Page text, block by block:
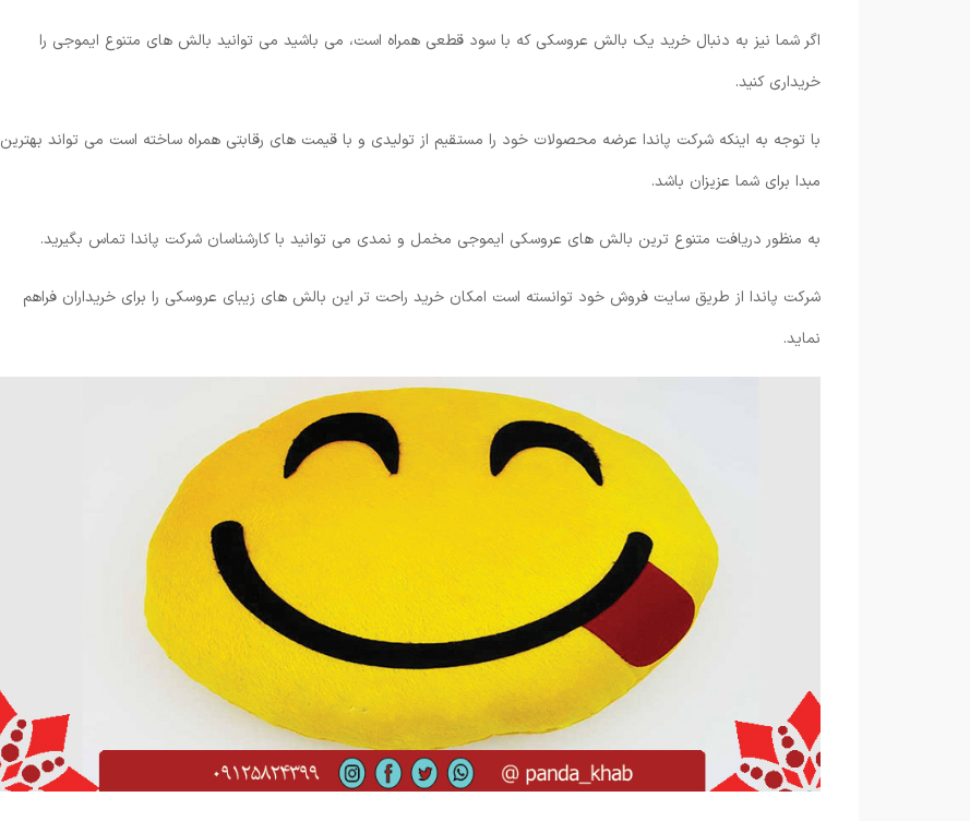
اگر شما نیز به دنبال خرید یک بالش عروسکی که با سود قطعی همراه است، می باشید می توانید بالش های متنوع ایموجی را
خریداری کنید.
با توجه به اینکه شرکت پاندا عرضه محصولات خود را مستقیم از تولیدی و با قیمت های رقابتی همراه ساخته است می ‌تواند بهترین
مبدا برای شما عزیزان باشد.
به منظور دریافت متنوع ترین بالش های عروسکی ایموجی مخمل و نمدی می توانید با کارشناسان شرکت پاندا تماس بگیرید.
شرکت پاندا از طریق سایت فروش خود توانسته است امکان خرید راحت تر این بالش های زیبای عروسکی را برای خریداران فراهم
نماید.